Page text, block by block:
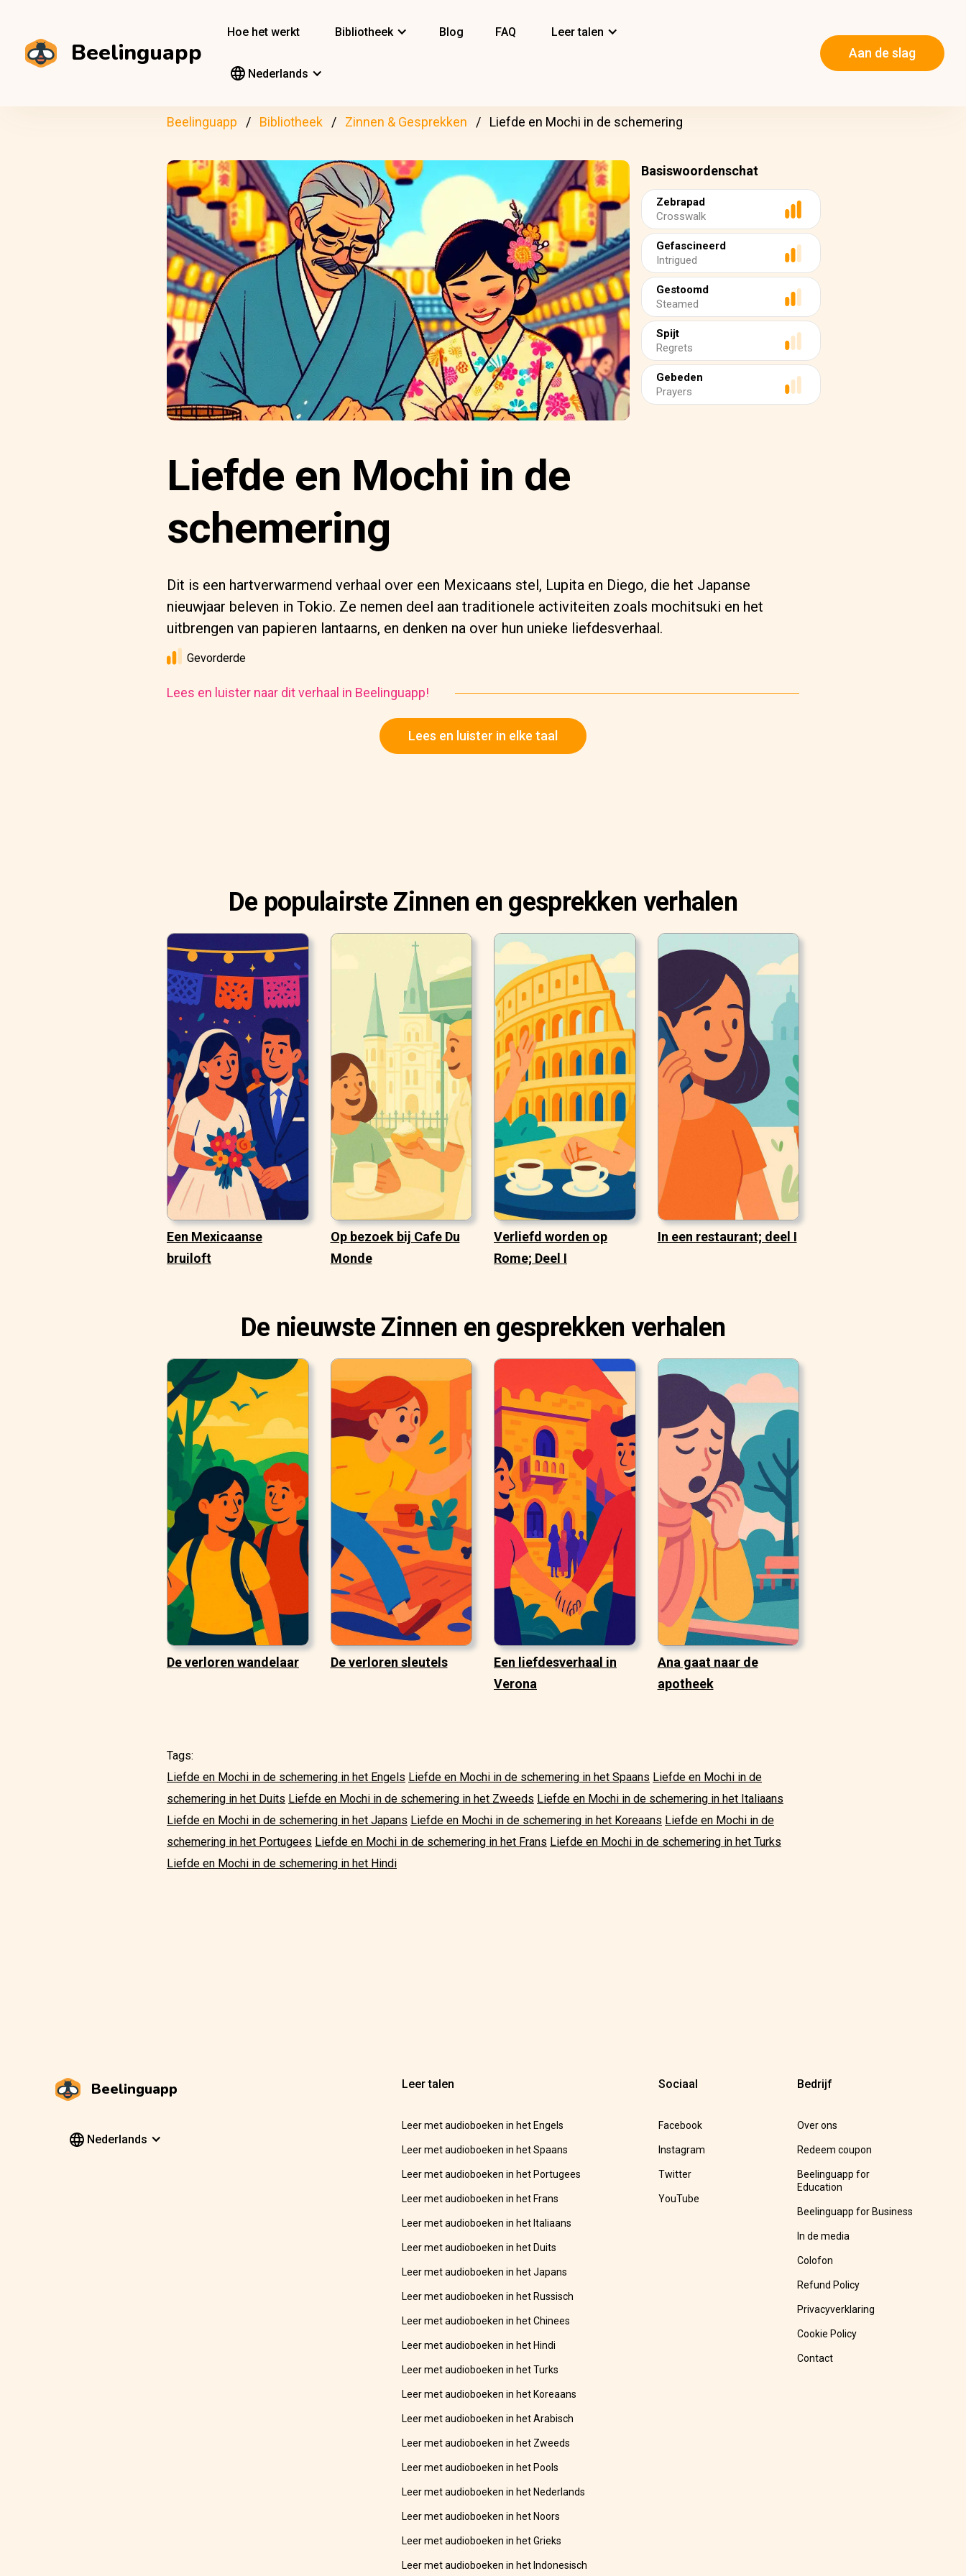
Beelinguapp
Hoe het werkt Bibliotheek Blog FAQ Leer talen
Nederlands
Aan de slag
Beelinguapp Bibliotheek Zinnen & Gesprekken Liefde en Mochi in de schemering
Basiswoordenschat
Zebrapad
Crosswalk
Gefascineerd
Intrigued
Gestoomd
Steamed
Spijt
Regrets
Gebeden
Prayers
Liefde en Mochi in de
schemering
Dit is een hartverwarmend verhaal over een Mexicaans stel, Lupita en Diego, die het Japanse
nieuwjaar beleven in Tokio. Ze nemen deel aan traditionele activiteiten zoals mochitsuki en het
uitbrengen van papieren lantaarns, en denken na over hun unieke liefdesverhaal.
Gevorderde
Lees en luister naar dit verhaal in Beelinguapp!
Lees en luister in elke taal
De populairste Zinnen en gesprekken verhalen
Een Mexicaanse
bruiloft
Op bezoek bij Cafe Du
Monde
Verliefd worden op
Rome; Deel I
In een restaurant; deel I
De nieuwste Zinnen en gesprekken verhalen
De verloren wandelaar De verloren sleutels
Een liefdesverhaal in
Verona
Ana gaat naar de
apotheek
Tags:
Liefde en Mochi in de schemering in het Engels Liefde en Mochi in de schemering in het Spaans Liefde en Mochi in de
schemering in het Duits Liefde en Mochi in de schemering in het Zweeds Liefde en Mochi in de schemering in het Italiaans
Liefde en Mochi in de schemering in het Japans Liefde en Mochi in de schemering in het Koreaans Liefde en Mochi in de
schemering in het Portugees Liefde en Mochi in de schemering in het Frans Liefde en Mochi in de schemering in het Turks
Liefde en Mochi in de schemering in het Hindi
Beelinguapp
Nederlands
Leer talen
Leer met audioboeken in het Engels
Leer met audioboeken in het Spaans
Leer met audioboeken in het Portugees
Leer met audioboeken in het Frans
Leer met audioboeken in het Italiaans
Leer met audioboeken in het Duits
Leer met audioboeken in het Japans
Leer met audioboeken in het Russisch
Leer met audioboeken in het Chinees
Leer met audioboeken in het Hindi
Leer met audioboeken in het Turks
Leer met audioboeken in het Koreaans
Leer met audioboeken in het Arabisch
Leer met audioboeken in het Zweeds
Leer met audioboeken in het Pools
Leer met audioboeken in het Nederlands
Leer met audioboeken in het Noors
Leer met audioboeken in het Grieks
Leer met audioboeken in het Indonesisch
Sociaal
Facebook
Instagram
Twitter
YouTube
Bedrijf
Over ons
Redeem coupon
Beelinguapp for
Education
Beelinguapp for Business
In de media
Colofon
Refund Policy
Privacyverklaring
Cookie Policy
Contact